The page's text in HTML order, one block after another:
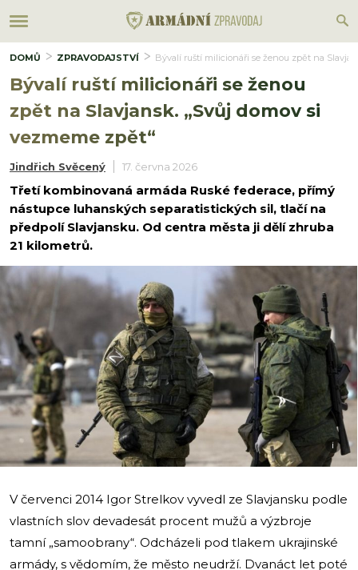
DOMŮ ZPRAVODAJSTVÍ Bývalí ruští milicionáři se ženou zpět na
Bývalí ruští milicionáři se ženou
zpět na Slavjansk. „Svůj domov si
vezmeme zpět“
Jindřich Svěcený 17. června 2026
Třetí kombinovaná armáda Ruské federace, přímý
nástupce luhanských separatistických sil, tlačí na
předpolí Slavjansku. Od centra města ji dělí zhruba
21 kilometrů.
i
V červenci 2014 Igor Strelkov vyvedl ze Slavjansku podle
vlastních slov devadesát procent mužů a výzbroje
tamní „samoobrany“. Odcházeli pod tlakem ukrajinské
armády, s vědomím, že město neudrží. Dvanáct let poté